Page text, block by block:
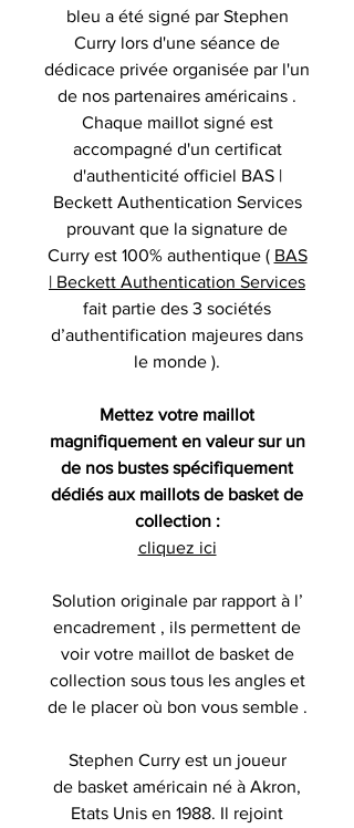
bleu a été signé par Stephen
Curry lors d'une séance de
dédicace privée organisée par l'un
de nos partenaires américains .
Chaque maillot signé est
accompagné d'un certificat
d'authenticité officiel BAS |
Beckett Authentication Services
prouvant que la signature de
Curry est 100% authentique ( BAS
| Beckett Authentication Services
fait partie des 3 sociétés
d’authentification majeures dans
le monde ).
Mettez votre maillot
magnifiquement en valeur sur un
de nos bustes spécifiquement
dédiés aux maillots de basket de
collection :
cliquez ici
Solution originale par rapport à l’
encadrement , ils permettent de
voir votre maillot de basket de
collection sous tous les angles et
de le placer où bon vous semble .
Stephen Curry est un joueur
de basket américain né à Akron,
Etats Unis en 1988. Il rejoint